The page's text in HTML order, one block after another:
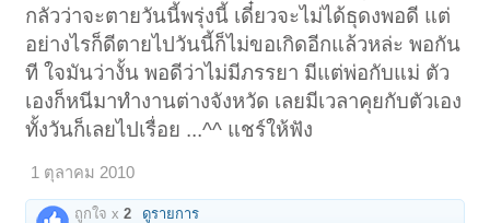
กลัวว่าจะตายวันนี้พรุ่งนี้ เดี๋ยวจะไม่ได้ธุดงพอดี แต่
อย่างไรก็ดีตายไปวันนี้ก็ไม่ขอเกิดอีกแล้วหล่ะ พอกัน
ที ใจมันว่างั้น พอดีว่าไม่มีภรรยา มีแต่พ่อกับแม่ ตัว
เองก็หนีมาทำงานต่างจังหวัด เลยมีเวลาคุยกับตัวเอง
ทั้งวันก็เลยไปเรื่อย ...^^ แชร์ให้ฟัง
1 ตุลาคม 2010
ถูกใจ x2 ดูรายการ